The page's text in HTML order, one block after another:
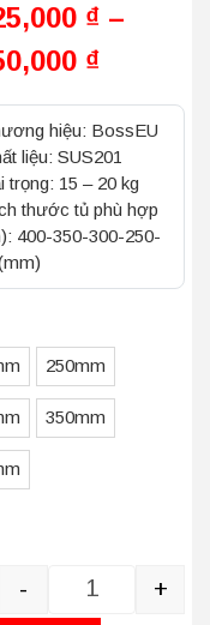
₫ –
₫
hiệu: BossEU
liệu: SUS201
trọng: 15 – 20 kg
thước tủ phù hợp
400-350-300-250-
250mm
350mm
Quantity
- +